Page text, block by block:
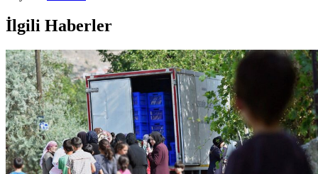
İlgili Haberler